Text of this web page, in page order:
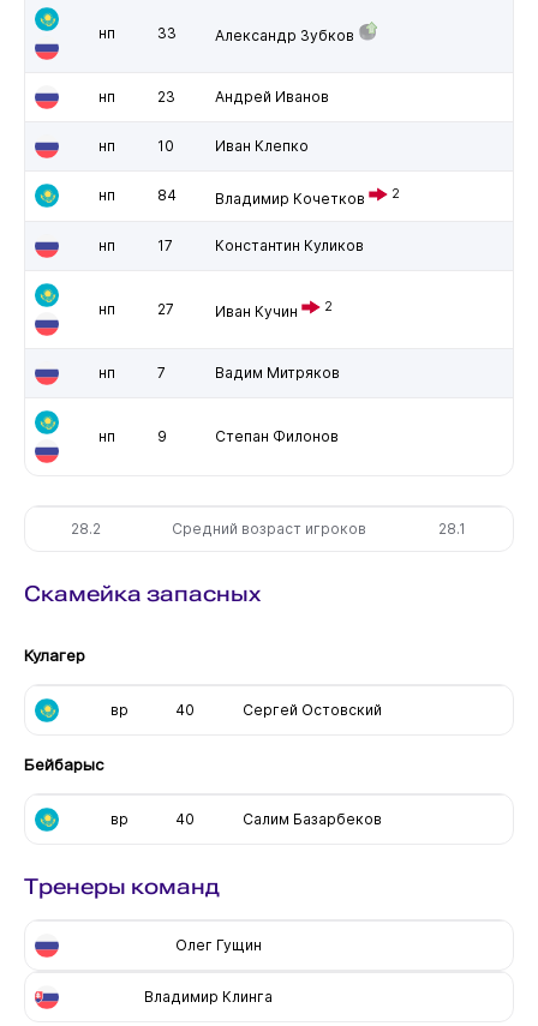
нп 33 Александр Зубков
нп 23 Андрей Иванов
нп 10 Иван Клепко
нп 84 Владимир Кочетков 2
нп 17 Константин Куликов
нп 27 Иван Кучин 2
нп 7 Вадим Митряков
нп 9 Степан Филонов
28.2 Средний возраст игроков 28.1
Скамейка запасных
Кулагер
вр 40 Сергей Остовский
Бейбарыс
вр 40 Салим Базарбеков
Тренеры команд
Олег Гущин
Владимир Клинга